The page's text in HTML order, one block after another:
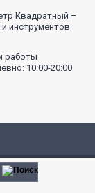
работы
10:00-20:00